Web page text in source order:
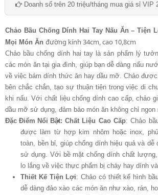
Doanh số trên 20 triệu/tháng mua giá sỉ VIP
Chảo Bầu Chống Dính Hai Tay Nấu Ăn – Tiện
Mọi Món Ăn đường kính 34cm, cao 10,8cm
Chảo bầu chống dính hai tay là sản phẩm lý
các món ăn tại gia đình, giúp bạn dễ dàng nấu
về việc bám dính thức ăn hay dầu mỡ. Chảo
bên chắc chắn, tạo sự thuận tiện trong việc di
khi nấu. Với chất liệu chống dính cao cấp, chảo
dầu mỡ sử dụng, đảm bảo món ăn không chỉ ngon
Đặc Điểm Nổi Bật: Chất Liệu Cao Cấp: Chảo
được làm từ hợp kim nhôm hoặc inox,
toàn, bền bỉ, giúp chống dính hiệu quả và dễ
sử dụng. Với bề mặt chống dính chất lượng,
lo lắng về việc thực phẩm bị cháy hay dính
Thiết Kế Tiện Lợi: Chảo có thiết kế hình
dễ dàng đảo xào các món ăn như xào, rán,